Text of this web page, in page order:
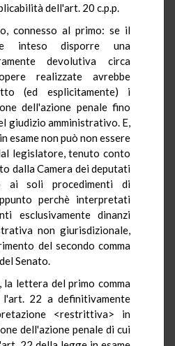
dell'art. 20 c.p.p.
connesso al primo: se il
inteso disporre una
devolutiva circa
realizzate avrebbe
(ed esplicitamente) i
dell'azione penale fino
giudizio amministrativo. E,
esame non può non essere
legislatore, tenuto conto
dalla Camera dei deputati
ai soli procedimenti di
perchè interpretati
esclusivamente dinanzi
non giurisdizionale,
del secondo comma
Senato.
la lettera del primo comma
22 a definitivamente
<restrittiva> in
dell'azione penale di cui